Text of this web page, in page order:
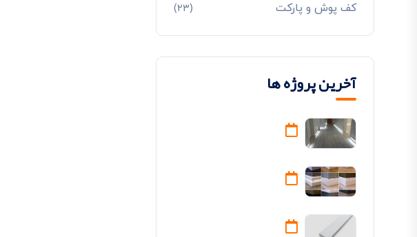
کف پوش و پارکت (23)
آخرین پروژه ها